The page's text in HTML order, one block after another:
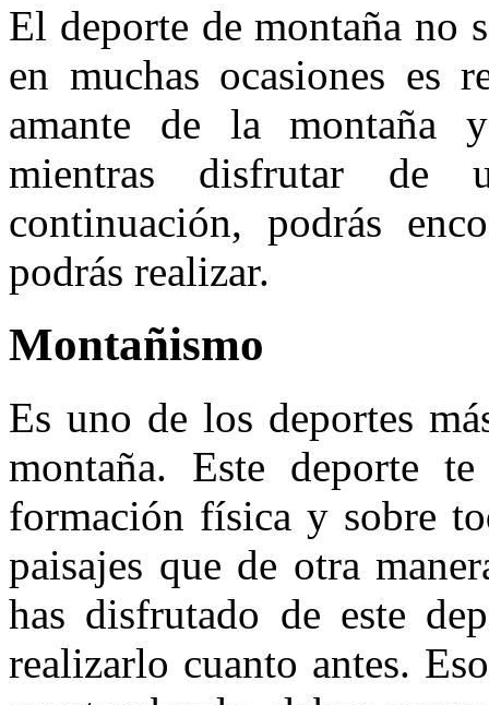
El deporte de montaña no
en muchas ocasiones es
amante de la montaña
mientras disfrutar de
continuación, podrás
podrás realizar.
Montañismo
Es uno de los deportes
montaña. Este deporte
formación física y sobre
paisajes que de otra
has disfrutado de este
realizarlo cuanto antes.